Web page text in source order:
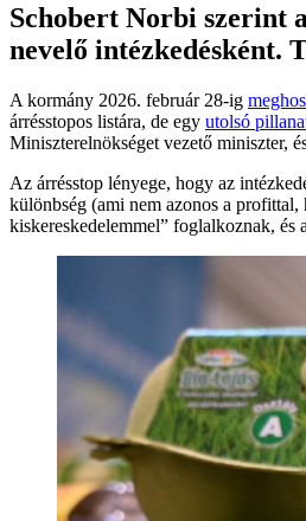
Schobert Norbi szerint
nevelő intézkedésként.
A kormány 2026. február 28-ig
árrésstopos listára, de egy utolsó
Miniszterelnökséget vezető miniszter,
Az árrésstop lényege, hogy az
különbség (ami nem azonos a
kiskereskedelemmel” foglalkoznak, és